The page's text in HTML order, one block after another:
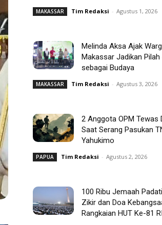
MAKASSAR Tim Redaksi - Agustus 1, 2026
Melinda Aksa Ajak
Makassar Jadikan Pilah
sebagai Budaya
MAKASSAR Tim Redaksi - Agustus 3, 2026
2 Anggota OPM Tewas
Saat Serang Pasukan
Yahukimo
PAPUA Tim Redaksi - Agustus 2, 2026
100 Ribu Jemaah
Zikir dan Doa
Rangkaian HUT Ke-81 RI